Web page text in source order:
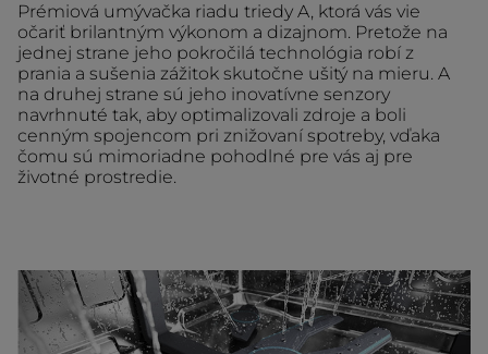
Prémiová umývačka riadu triedy A, ktorá vás vie
očariť brilantným výkonom a dizajnom. Pretože na
jednej strane jeho pokročilá technológia robí z
prania a sušenia zážitok skutočne ušitý na mieru. A
na druhej strane sú jeho inovatívne senzory
navrhnuté tak, aby optimalizovali zdroje a boli
cenným spojencom pri znižovaní spotreby, vďaka
čomu sú mimoriadne pohodlné pre vás aj pre
životné prostredie.